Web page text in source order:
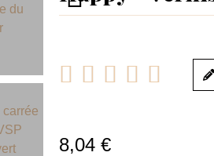
    
8,04 €